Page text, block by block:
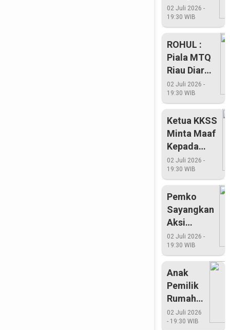
Beberapa
Titik
02 Juli 2026 -
19:30 WIB
ROHUL :
Piala MTQ
Riau Diarak
Di Lima
Kecamatan
02 Juli 2026 -
19:30 WIB
Ketua KKSS
Minta Maaf
Kepada
Masyarakat
Riau
02 Juli 2026 -
19:30 WIB
Pemko
Sayangkan
Aksi
Pengurus
Romli HMI
02 Juli 2026 -
19:30 WIB
Anak
Pemilik
Rumah
Tewas
Terjebak
02 Juli 2026
- 19:30 WIB